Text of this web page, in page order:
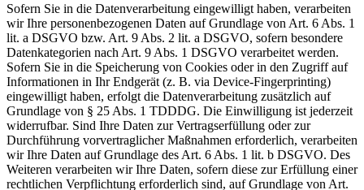
Sofern Sie in die Datenverarbeitung eingewilligt haben, verarbeiten
wir Ihre personenbezogenen Daten auf Grundlage von Art. 6 Abs. 1
lit. a DSGVO bzw. Art. 9 Abs. 2 lit. a DSGVO, sofern besondere
Datenkategorien nach Art. 9 Abs. 1 DSGVO verarbeitet werden.
Sofern Sie in die Speicherung von Cookies oder in den Zugriff auf
Informationen in Ihr Endgerät (z. B. via Device-Fingerprinting)
eingewilligt haben, erfolgt die Datenverarbeitung zusätzlich auf
Grundlage von § 25 Abs. 1 TDDDG. Die Einwilligung ist jederzeit
widerrufbar. Sind Ihre Daten zur Vertragserfüllung oder zur
Durchführung vorvertraglicher Maßnahmen erforderlich, verarbeiten
wir Ihre Daten auf Grundlage des Art. 6 Abs. 1 lit. b DSGVO. Des
Weiteren verarbeiten wir Ihre Daten, sofern diese zur Erfüllung einer
rechtlichen Verpflichtung erforderlich sind, auf Grundlage von Art.